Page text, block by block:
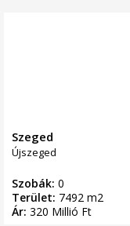
Szeged
Újszeged
Szobák: 0
Terület: 7492 m2
Ár: 320 Millió Ft